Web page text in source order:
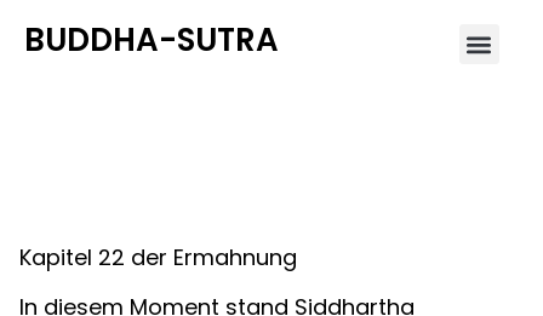
BUDDHA-SUTRA
Kapitel 22 der Ermahnung
In diesem Moment stand Siddhartha